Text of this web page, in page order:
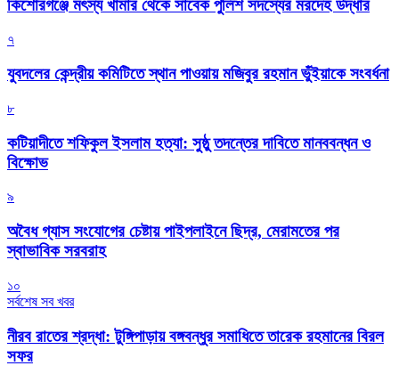
কিশোরগঞ্জে মৎস্য খামার থেকে সাবেক পুলিশ সদস্যের মরদেহ উদ্ধার
৭
যুবদলের কেন্দ্রীয় কমিটিতে স্থান পাওয়ায় মজিবুর রহমান ভুঁইয়াকে সংবর্ধনা
৮
কটিয়াদীতে শফিকুল ইসলাম হত্যা: সুষ্ঠু তদন্তের দাবিতে মানববন্ধন ও
বিক্ষোভ
৯
অবৈধ গ্যাস সংযোগের চেষ্টায় পাইপলাইনে ছিদ্র, মেরামতের পর
স্বাভাবিক সরবরাহ
১০
সর্বশেষ সব খবর
নীরব রাতের শ্রদ্ধা: টুঙ্গিপাড়ায় বঙ্গবন্ধুর সমাধিতে তারেক রহমানের বিরল
সফর